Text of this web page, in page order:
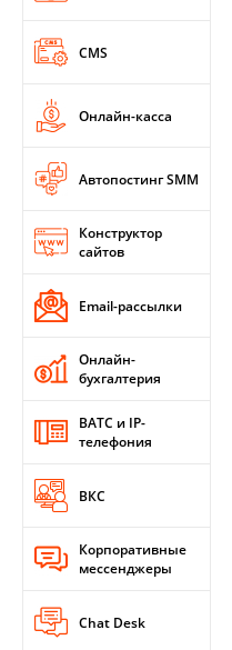
CMS
Онлайн-касса
Автопостинг SMM
Конструктор
сайтов
Email-рассылки
Онлайн-
бухгалтерия
ВАТС и IP-
телефония
ВКС
Корпоративные
мессенджеры
Chat Desk